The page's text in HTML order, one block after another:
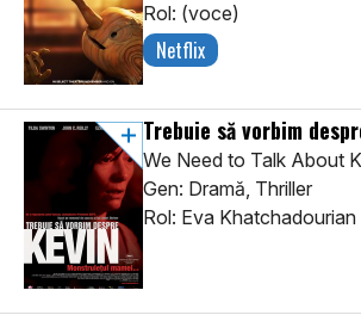
Rol: (voce)
Netflix
Trebuie să vorbim
We Need to Talk About
Gen: Dramă, Thriller
Rol: Eva Khatchadourian